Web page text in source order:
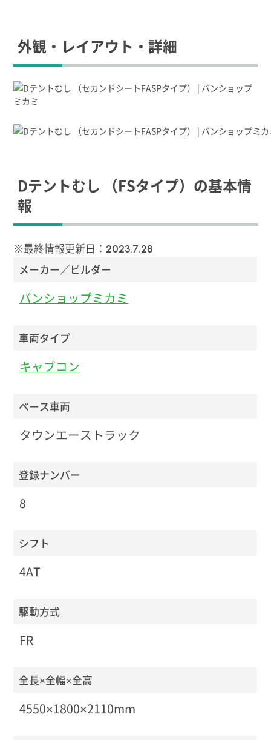
外観・レイアウト・詳細
Dテントむし （FSタイプ）の基本情
報
※最終情報更新日： 2023.7.28
メーカー／ビルダー
バンショップミカミ
車両タイプ
キャブコン
ベース車両
タウンエーストラック
登録ナンバー
8
シフト
4AT
駆動方式
FR
全長×全幅×全高
4550×1800×2110mm